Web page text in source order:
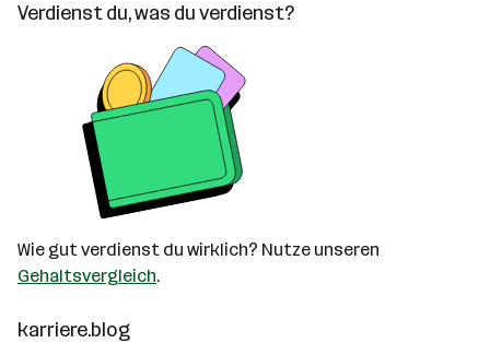
Verdienst du, was du verdienst?
Wie gut verdienst du wirklich? Nutze unseren
Gehaltsvergleich.
karriere.blog